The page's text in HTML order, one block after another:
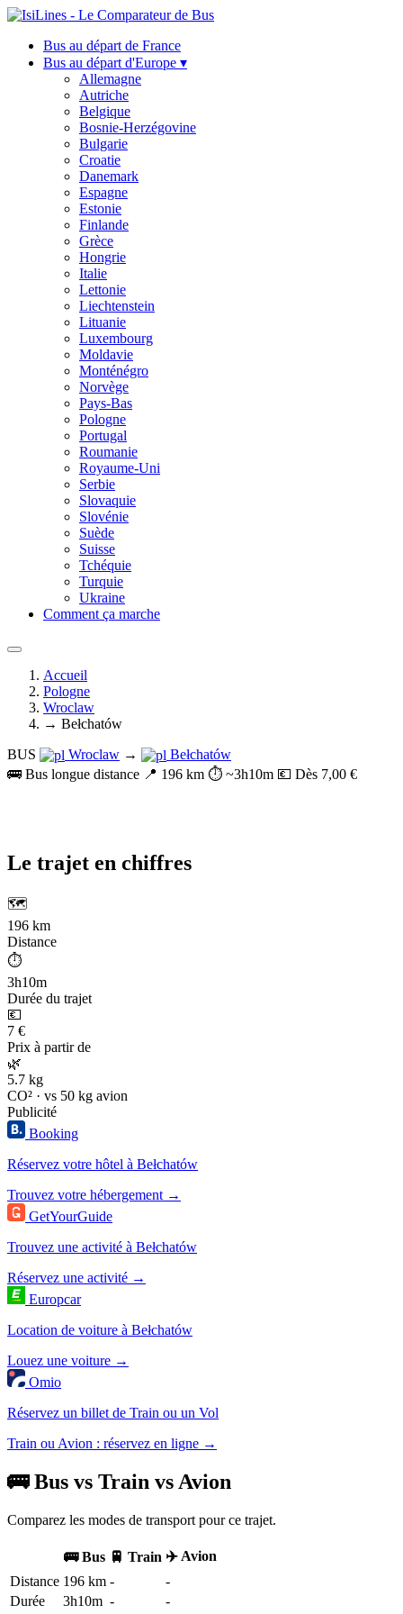
Bus au départ de France
Bus au départ d'Europe ▾
Allemagne
Autriche
Belgique
Bosnie-Herzégovine
Bulgarie
Croatie
Danemark
Espagne
Estonie
Finlande
Grèce
Hongrie
Italie
Lettonie
Liechtenstein
Lituanie
Luxembourg
Moldavie
Monténégro
Norvège
Pays-Bas
Pologne
Portugal
Roumanie
Royaume-Uni
Serbie
Slovaquie
Slovénie
Suède
Suisse
Tchéquie
Turquie
Ukraine
Comment ça marche
Accueil
Pologne
Wroclaw
→ Bełchatów
BUS
Wroclaw →
Bełchatów
🚌 Bus longue distance 📍 196 km ⏱️ ~3h10m 💶 Dès 7,00 €
Le trajet en chiffres
🗺️
196 km
Distance
⏱️
3h10m
Durée du trajet
💶
7 €
Prix à partir de
🌿
5.7 kg
CO² · vs 50 kg avion
Publicité
Booking
Réservez votre hôtel à Bełchatów
Trouvez votre hébergement →
GetYourGuide
Trouvez une activité à Bełchatów
Réservez une activité →
Europcar
Location de voiture à Bełchatów
Louez une voiture →
Omio
Réservez un billet de Train ou un Vol
Train ou Avion : réservez en ligne →
🚌 Bus vs Train vs Avion
Comparez les modes de transport pour ce trajet.
🚌 Bus 🚆 Train ✈️ Avion
Distance 196 km -
-
Durée
3h10m -
-